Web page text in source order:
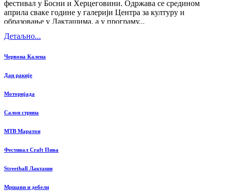
фестивал у Босни и Херцеговини. Одржава се средином
априла сваке године у галерији Центра за културу и
образовање у Лакташима, а у програму...
Детаљно...
Червона Калена
Дан ракије
Моторијада
Салон стрипа
MTB Маратон
Фестивал Craft Пива
Streetball Лакташи
Мршави и дебели